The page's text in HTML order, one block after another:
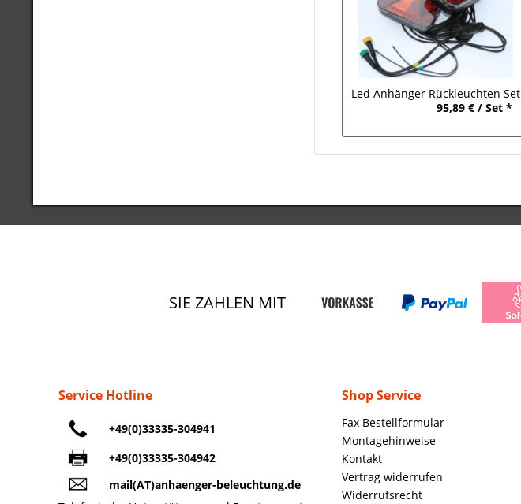
Led Anhänger Rückleuchten Set
12V, Kennzeichenb. Kabel 8m
95,89 € / Set *
SIE ZAHLEN MIT
Service Hotline
+49(0)33335-304941
+49(0)33335-304942
mail(AT)anhaenger-beleuchtung.de
Shop Service
Fax Bestellformular
Montagehinweise
Kontakt
Vertrag widerrufen
Widerrufsrecht